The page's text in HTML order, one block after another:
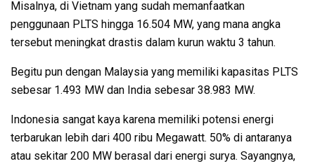
Misalnya, di Vietnam yang sudah memanfaatkan
penggunaan PLTS hingga 16.504 MW, yang mana angka
tersebut meningkat drastis dalam kurun waktu 3 tahun.
Begitu pun dengan Malaysia yang memiliki kapasitas PLTS
sebesar 1.493 MW dan India sebesar 38.983 MW.
Indonesia sangat kaya karena memiliki potensi energi
terbarukan lebih dari 400 ribu Megawatt. 50% di antaranya
atau sekitar 200 MW berasal dari energi surya. Sayangnya,